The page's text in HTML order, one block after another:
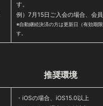
す。
例）7月15日ご入会の場合、会
※自動継続決済の方は更新日（有効期
す。
推奨環境
・iOSの場合、iOS15.0以上